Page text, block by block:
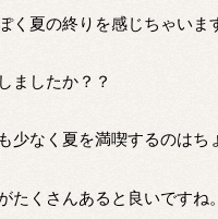
く夏の終りを感じちゃいま
ましたか？？
少なく夏を満喫するのはち
たくさんあると良いですね。